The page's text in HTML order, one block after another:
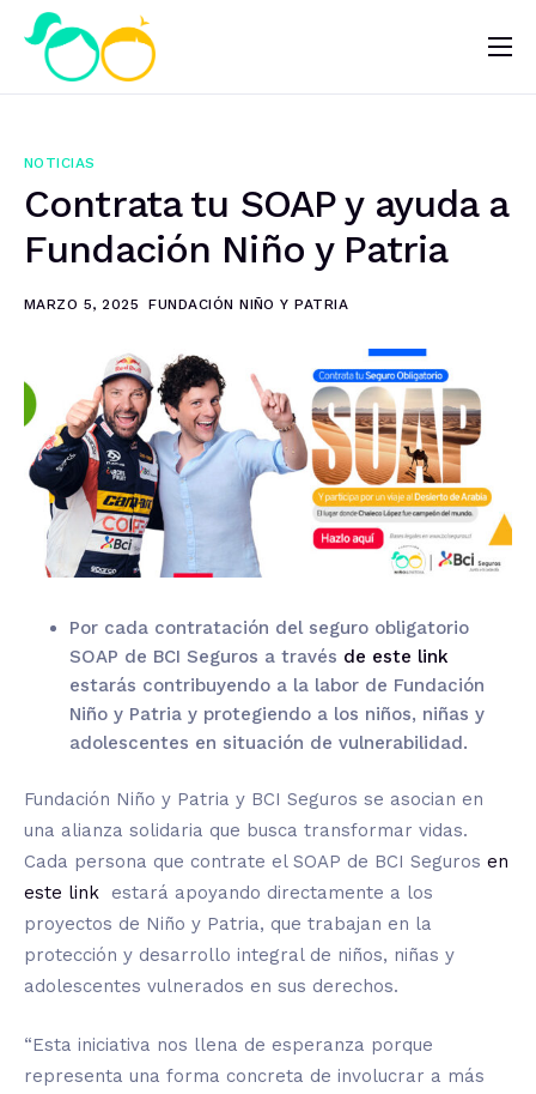
Nosotros
Noticias
¿Quieres ayudar?
NOTICIAS
Contrata tu SOAP y ayuda a
Fundación Niño y Patria
MARZO 5, 2025 FUNDACIÓN NIÑO Y PATRIA
Por cada contratación del seguro obligatorio
SOAP de BCI Seguros a través de este link
estarás contribuyendo a la labor de Fundación
Niño y Patria y protegiendo a los niños, niñas y
adolescentes en situación de vulnerabilidad.
Fundación Niño y Patria y BCI Seguros se asocian en
una alianza solidaria que busca transformar vidas.
Cada persona que contrate el SOAP de BCI Seguros en
este link estará apoyando directamente a los
proyectos de Niño y Patria, que trabajan en la
protección y desarrollo integral de niños, niñas y
adolescentes vulnerados en sus derechos.
“Esta iniciativa nos llena de esperanza porque
representa una forma concreta de involucrar a más